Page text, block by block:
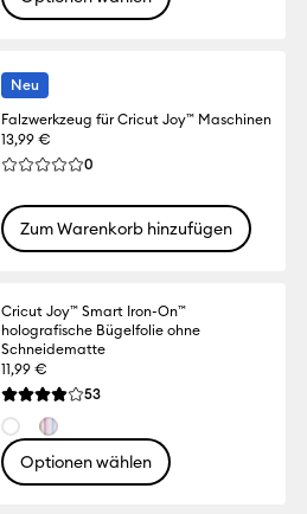
Neu
Falzwerkzeug für Cricut Joy™ Maschinen
13,99 €
Die durchschnittliche Bewertung für
0
Zum Warenkorb hinzufügen
Cricut Joy™ Smart Iron-On™
holografische Bügelfolie ohne
Schneidematte
11,99 €
Die durchschnittliche Bewertung für
53Reviews
Optionen wählen